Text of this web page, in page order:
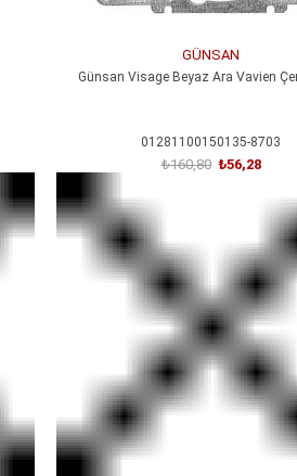
GÜNSAN
Günsan Visage Beyaz Ara Vavien
01281100150135-8703
₺56,28
₺160,80